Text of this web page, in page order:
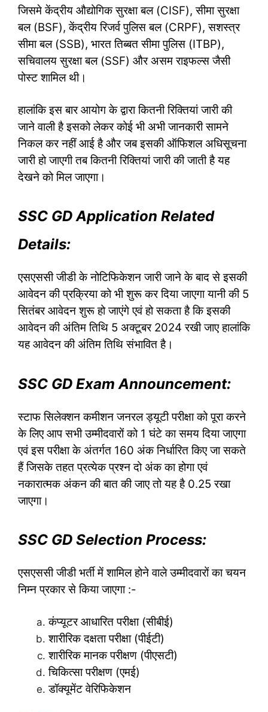
जिसमे केंद्रीय औद्योगिक सुरक्षा बल (CISF), सीमा सुरक्षा
बल (BSF), केंद्रीय रिजर्व पुलिस बल (CRPF), सशस्त्र
सीमा बल (SSB), भारत तिब्बत सीमा पुलिस (ITBP),
सचिवालय सुरक्षा बल (SSF) और असम राइफल्स जैसी
पोस्ट शामिल थी।
हालांकि इस बार आयोग के द्वारा कितनी रिक्तियां जारी की
जाने वाली है इसको लेकर कोई भी अभी जानकारी सामने
निकल कर नहीं आई है और जब इसकी ऑफिशल अधिसूचना
जारी हो जाएगी तब कितनी रिक्तियां जारी की जाती है यह
देखने को मिल जाएगा।
SSC GD Application Related
Details:
एसएससी जीडी के नोटिफिकेशन जारी जाने के बाद से इसकी
आवेदन की प्रक्रिया को भी शुरू कर दिया जाएगा यानी की 5
सितंबर आवेदन शुरू हो जाएंगे एवं हो सकता है कि इसकी
आवेदन की अंतिम तिथि 5 अक्टूबर 2024 रखी जाए हालांकि
यह आवेदन की अंतिम तिथि संभावित है।
SSC GD Exam Announcement:
स्टाफ सिलेक्शन कमीशन जनरल ड्यूटी परीक्षा को पूरा करने
के लिए आप सभी उम्मीदवारों को 1 घंटे का समय दिया जाएगा
एवं इस परीक्षा के अंतर्गत 160 अंक निर्धारित किए जा सकते
हैं जिसके तहत प्रत्येक प्रश्न दो अंक का होगा एवं
नकारात्मक अंकन की बात की जाए तो यह है 0.25 रखा
जाएगा।
SSC GD Selection Process:
एसएससी जीडी भर्ती में शामिल होने वाले उम्मीदवारों का चयन
निम्न प्रकार से किया जाएगा :-
कंप्यूटर आधारित परीक्षा (सीबीई)
शारीरिक दक्षता परीक्षा (पीईटी)
शारीरिक मानक परीक्षण (पीएसटी)
चिकित्सा परीक्षण (एमई)
डॉक्यूमेंट वेरिफिकेशन